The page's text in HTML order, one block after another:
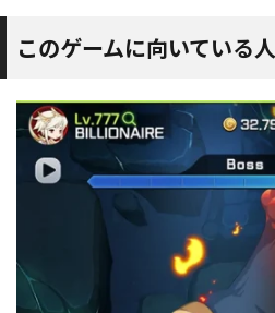
このゲームに向いている人